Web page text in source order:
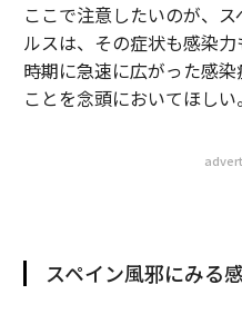
ここで注意したいのが、
ルスは、その症状も感染
時期に急速に広がった感
ことを念頭においてほしい。
スペイン風邪にみる